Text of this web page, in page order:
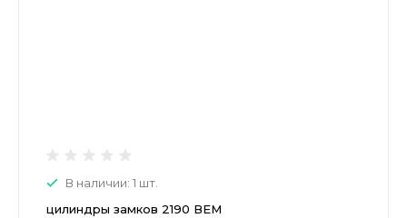
В наличии: 1 шт.
цилиндры замков 2190 ВЕМ